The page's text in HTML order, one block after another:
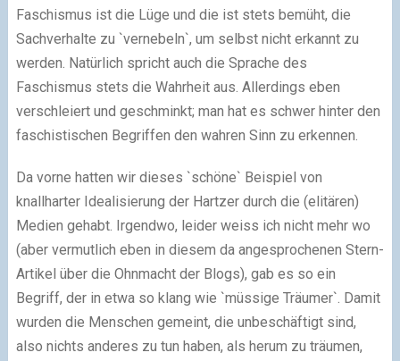
Faschismus ist die Lüge und die ist stets bemüht, die
Sachverhalte zu `vernebeln`, um selbst nicht erkannt zu
werden. Natürlich spricht auch die Sprache des
Faschismus stets die Wahrheit aus. Allerdings eben
verschleiert und geschminkt; man hat es schwer hinter den
faschistischen Begriffen den wahren Sinn zu erkennen.
Da vorne hatten wir dieses `schöne` Beispiel von
knallharter Idealisierung der Hartzer durch die (elitären)
Medien gehabt. Irgendwo, leider weiss ich nicht mehr wo
(aber vermutlich eben in diesem da angesprochenen Stern-
Artikel über die Ohnmacht der Blogs), gab es so ein
Begriff, der in etwa so klang wie `müssige Träumer`. Damit
wurden die Menschen gemeint, die unbeschäftigt sind,
also nichts anderes zu tun haben, als herum zu träumen,